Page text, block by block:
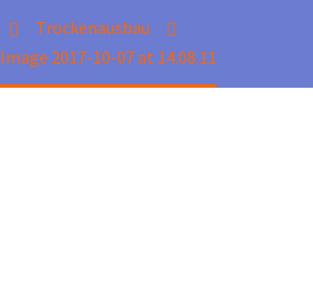
Trockenausbau
2017-10-07 at 14.08.11